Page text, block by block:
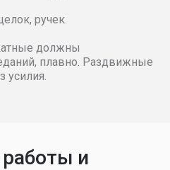
ручек.
должны
плавно. Раздвижные
усилия.
и